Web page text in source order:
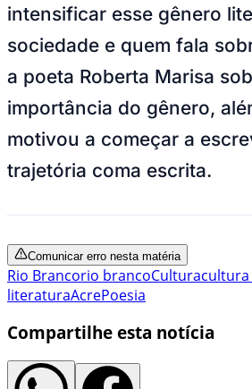
intensificar esse gênero
sociedade e quem fala
a poeta Roberta Marisa
importância do gênero,
motivou a começar a
trajetória coma escrita.
Comunicar erro nesta matéria
Rio Brancorio brancoCulturacultura
literaturaAcrePoesia
Compartilhe esta notícia